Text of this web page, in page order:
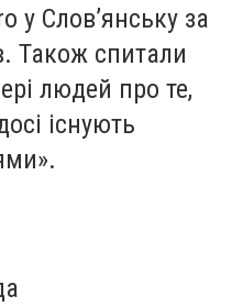
у Слов’янську за
Також спитали
людей про те,
існують